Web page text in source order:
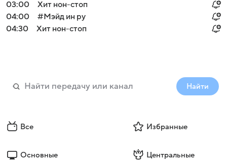
03:00
Хит нон-стоп
04:00
#Мэйд ин ру
04:30
Хит нон-стоп
Найти
Все Избранные
Основные Центральные